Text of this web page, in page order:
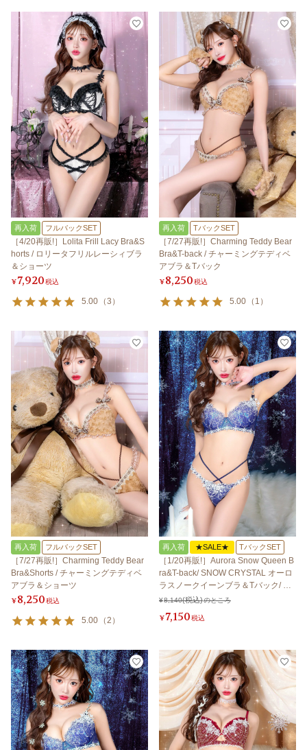
再入荷 フルバックSET
［4/20再販!］Lolita Frill Lacy Bra&S
horts / ロリータフリルレーシィブラ
＆ショーツ
¥7,920税込
5.00 （3 ）
再入荷 TバックSET
［7/27再販!］Charming Teddy Bear
Bra&T-back / チャーミングテディベ
アブラ＆Tバック
¥8,250税込
5.00 （ 1 ）
再入荷 フルバックSET
［7/27再販!］Charming Teddy Bear
Bra&Shorts / チャーミングテディベ
アブラ＆ショーツ
¥8,250税込
5.00 （2 ）
再入荷 ★SALE★ TバックSET
［1/20再販!］Aurora Snow Queen B
ra&T-back/ SNOW CRYSTAL オーロ
ラスノークイーンブラ＆Tバック/ ス
ノークリスタル 【LB5500】
¥8,140 のところ
¥7,150税込